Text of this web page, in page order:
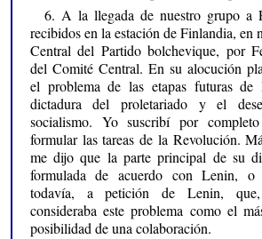
6. A la llegada de nuestro grupo a
recibidos en la estación de Finlandia, en
Central del Partido bolchevique, por
del Comité Central. En su alocución
el problema de las etapas futuras
dictadura del proletariado y el
socialismo. Yo suscribí por
formular las tareas de la Revolución.
me dijo que la parte principal de su
formulada de acuerdo con Lenin, o
todavía, a petición de Lenin,
consideraba este problema como el
posibilidad de una colaboración.